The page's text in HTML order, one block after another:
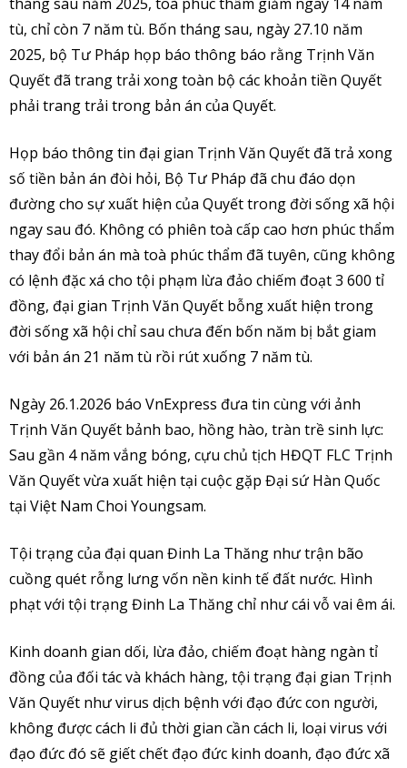
tù, chỉ còn 7 năm tù. Bốn tháng sau, ngày 27.10 năm
2025, bộ Tư Pháp họp báo thông báo rằng Trịnh Văn
Quyết đã trang trải xong toàn bộ các khoản tiền Quyết
phải trang trải trong bản án của Quyết.
Họp báo thông tin đại gian Trịnh Văn Quyết đã trả xong
số tiền bản án đòi hỏi, Bộ Tư Pháp đã chu đáo dọn
đường cho sự xuất hiện của Quyết trong đời sống xã hội
ngay sau đó. Không có phiên toà cấp cao hơn phúc thẩm
thay đổi bản án mà toà phúc thẩm đã tuyên, cũng không
có lệnh đặc xá cho tội phạm lừa đảo chiếm đoạt 3 600 tỉ
đồng, đại gian Trịnh Văn Quyết bỗng xuất hiện trong
đời sống xã hội chỉ sau chưa đến bốn năm bị bắt giam
với bản án 21 năm tù rồi rút xuống 7 năm tù.
Ngày 26.1.2026 báo VnExpress đưa tin cùng với ảnh
Trịnh Văn Quyết bảnh bao, hồng hào, tràn trề sinh lực:
Sau gần 4 năm vắng bóng, cựu chủ tịch HĐQT FLC Trịnh
Văn Quyết vừa xuất hiện tại cuộc gặp Đại sứ Hàn Quốc
tại Việt Nam Choi Youngsam.
Tội trạng của đại quan Đinh La Thăng như trận bão
cuồng quét rỗng lưng vốn nền kinh tế đất nước. Hình
phạt với tội trạng Đinh La Thăng chỉ như cái vỗ vai êm ái.
Kinh doanh gian dối, lừa đảo, chiếm đoạt hàng ngàn tỉ
đồng của đối tác và khách hàng, tội trạng đại gian Trịnh
Văn Quyết như virus dịch bệnh với đạo đức con người,
không được cách li đủ thời gian cần cách li, loại virus với
đạo đức đó sẽ giết chết đạo đức kinh doanh, đạo đức xã